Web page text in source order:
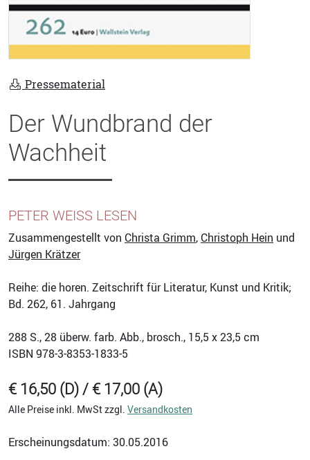
Pressematerial
Der Wundbrand der
Wachheit
PETER WEISS LESEN
Zusammengestellt von Christa Grimm, Christoph Hein und
Jürgen Krätzer
Reihe: die horen. Zeitschrift für Literatur, Kunst und Kritik;
Bd. 262, 61. Jahrgang
288 S., 28 überw. farb. Abb., brosch., 15,5 x 23,5 cm
ISBN 978-3-8353-1833-5
€ 16,50 (D) / € 17,00 (A)
Alle Preise inkl. MwSt zzgl. Versandkosten
Erscheinungsdatum: 30.05.2016